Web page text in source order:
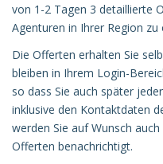
von 1-2 Tagen 3 detaillierte
Agenturen in Ihrer Region zu
Die Offerten erhalten Sie
bleiben in Ihrem Login-
so dass Sie auch später
inklusive den Kontaktdaten
werden Sie auf Wunsch
Offerten benachrichtigt.